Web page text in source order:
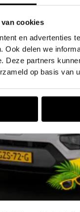
cookies
en advertenties
Ook delen we
Deze partners
op basis van
door JVK